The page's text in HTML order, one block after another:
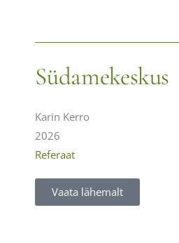
Südamekeskus
Karin Kerro
2026
Referaat
Vaata lähemalt